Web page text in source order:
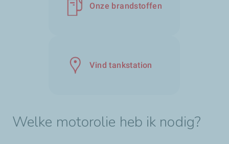
Onze brandstoffen
Vind tankstation
Welke motorolie heb ik nodig?